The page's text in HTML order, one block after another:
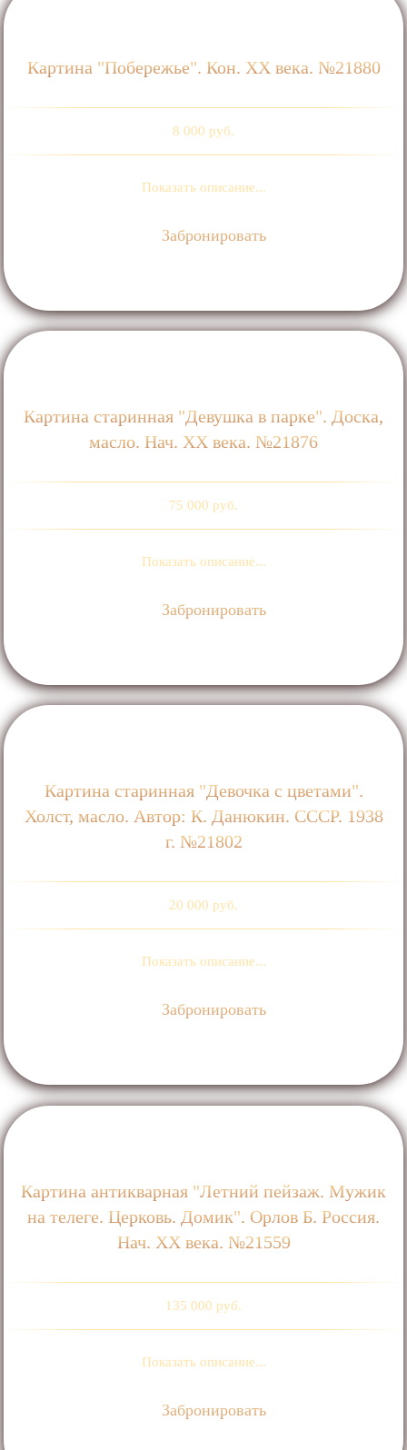
Картина "Побережье". Кон. ХХ века. №21880
8 000 руб.
Показать описание...
Забронировать
Картина старинная "Девушка в парке". Доска,
масло. Нач. ХХ века. №21876
75 000 руб.
Показать описание...
Забронировать
Картина старинная "Девочка с цветами".
Холст, масло. Автор: К. Данюкин. СССР. 1938
г. №21802
20 000 руб.
Показать описание...
Забронировать
Картина антикварная "Летний пейзаж. Мужик
на телеге. Церковь. Домик". Орлов Б. Россия.
Нач. ХХ века. №21559
135 000 руб.
Показать описание...
Забронировать